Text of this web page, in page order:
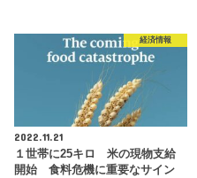
経済情報
2022.11.21
１世帯に25キロ 米の現物支給
開始 食料危機に重要なサイン